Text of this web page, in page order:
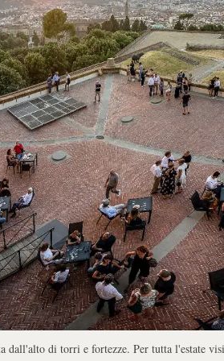
dall'alto di torri e fortezze. Per tutta l'estate